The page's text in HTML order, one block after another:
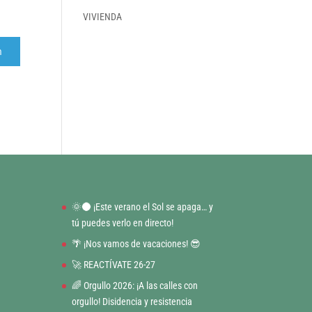
VIVIENDA
🌞🌑 ¡Este verano el Sol se apaga… y
tú puedes verlo en directo!
🌴 ¡Nos vamos de vacaciones! 😎
🚀 REACTÍVATE 26-27
🌈 Orgullo 2026: ¡A las calles con
orgullo! Disidencia y resistencia